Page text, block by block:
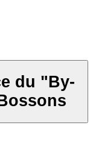
du "By-